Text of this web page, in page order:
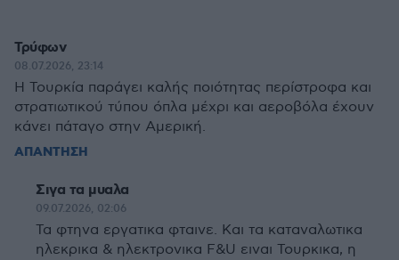
Τρύφων
08.07.2026, 23:14
Η Τουρκία παράγει καλής ποιότητας περίστροφα και
στρατιωτικού τύπου όπλα μέχρι και αεροβόλα έχουν
κάνει πάταγο στην Αμερική.
ΑΠΑΝΤΗΣΗ
Σιγα τα μυαλα
09.07.2026, 02:06
Τα φτηνα εργατικα φταινε. Και τα καταναλωτικα
ηλεκρικα & ηλεκτρονικα F&U ειναι Τουρκικα, η